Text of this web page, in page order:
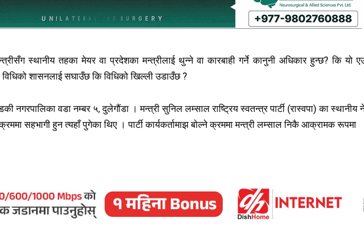
स्थानीय तहका मेयर वा प्रदेशका मन्त्रीलाई थुन्ने वा कारबाही गर्ने कानुनी अधिकार हुन्छ? कि यो
शासनलाई सघाउँछ कि विधिको खिल्ली उडाउँछ ?
नगरपालिका वडा नम्बर ५, दुलेगौंडा । मन्त्री सुनिल लम्साल राष्ट्रिय स्वतन्त्र पार्टी (रास्वपा) का स्थानीय
सहभागी हुन त्यहाँ पुगेका थिए । पार्टी कार्यकर्तामाझ बोल्ने क्रममा मन्त्री लम्साल निकै आक्रामक रूपमा